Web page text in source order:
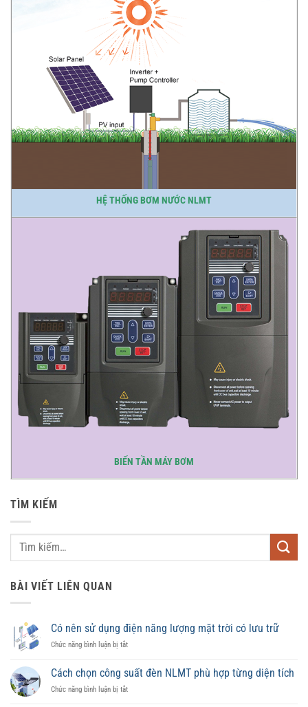
HỆ THỐNG BƠM NƯỚC NLMT
BIẾN TẦN MÁY BƠM
TÌM KIẾM
BÀI VIẾT LIÊN QUAN
Có nên sử dụng điện năng lượng mặt trời có lưu trữ
Chức năng bình luận bị tắtở
nên
sử
dụng
Cách chọn công suất đèn NLMT phù hợp từng diện tích
Chức năng bình luận bị tắtở